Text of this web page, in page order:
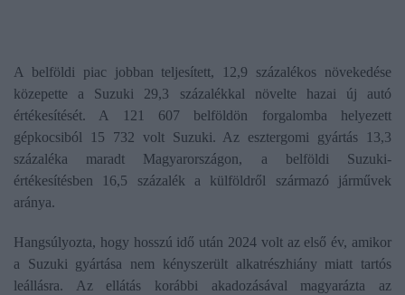
A belföldi piac jobban teljesített, 12,9 százalékos növekedése
közepette a Suzuki 29,3 százalékkal növelte hazai új autó
értékesítését. A 121 607 belföldön forgalomba helyezett
gépkocsiból 15 732 volt Suzuki. Az esztergomi gyártás 13,3
százaléka maradt Magyarországon, a belföldi Suzuki-
értékesítésben 16,5 százalék a külföldről származó járművek
aránya.
Hangsúlyozta, hogy hosszú idő után 2024 volt az első év, amikor
a Suzuki gyártása nem kényszerült alkatrészhiány miatt tartós
leállásra. Az ellátás korábbi akadozásával magyarázta az